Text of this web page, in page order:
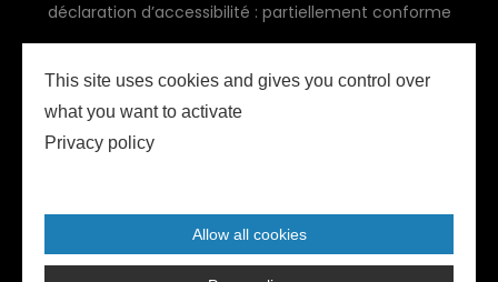
déclaration d’accessibilité : partiellement conforme
This site uses cookies and gives you control over
what you want to activate
Privacy policy
Allow all cookies